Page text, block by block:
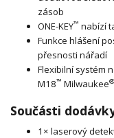
zásob
ONE-KEY™ nabízí
Funkce hlášení
přesnosti nářadí
Flexibilní systém
M18™ Milwaukee®
Součásti
1× laserový